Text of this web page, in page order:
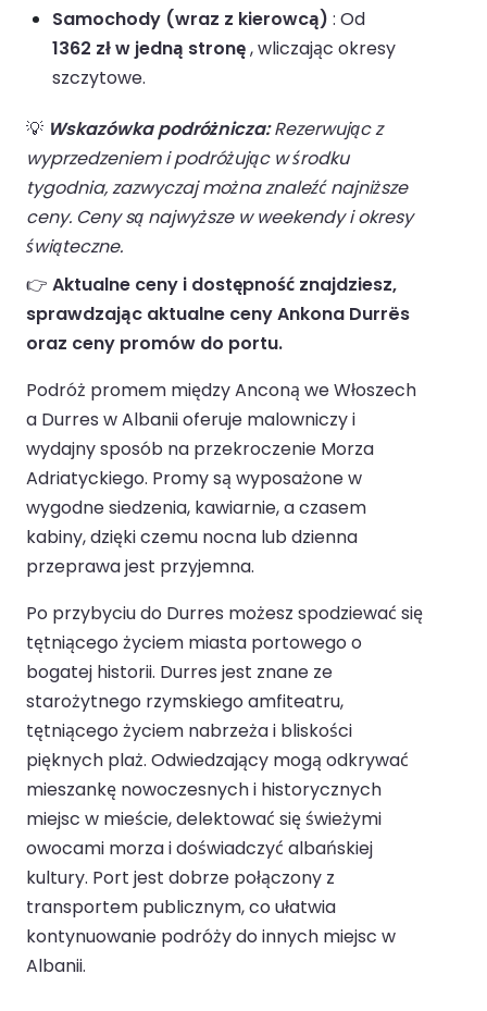
Samochody (wraz z kierowcą) : Od
1362 zł w jedną stronę, wliczając okresy
szczytowe.
💡 Wskazówka podróżnicza:Rezerwując z
wyprzedzeniem i podróżując w środku
tygodnia, zazwyczaj można znaleźć najniższe
ceny. Ceny są najwyższe w weekendy i okresy
świąteczne.
👉 Aktualne ceny i dostępność znajdziesz,
sprawdzając aktualne ceny Ankona Durrës
oraz ceny promów do portu.
Podróż promem między Anconą we Włoszech
a Durres w Albanii oferuje malowniczy i
wydajny sposób na przekroczenie Morza
Adriatyckiego. Promy są wyposażone w
wygodne siedzenia, kawiarnie, a czasem
kabiny, dzięki czemu nocna lub dzienna
przeprawa jest przyjemna.
Po przybyciu do Durres możesz spodziewać się
tętniącego życiem miasta portowego o
bogatej historii. Durres jest znane ze
starożytnego rzymskiego amfiteatru,
tętniącego życiem nabrzeża i bliskości
pięknych plaż. Odwiedzający mogą odkrywać
mieszankę nowoczesnych i historycznych
miejsc w mieście, delektować się świeżymi
owocami morza i doświadczyć albańskiej
kultury. Port jest dobrze połączony z
transportem publicznym, co ułatwia
kontynuowanie podróży do innych miejsc w
Albanii.